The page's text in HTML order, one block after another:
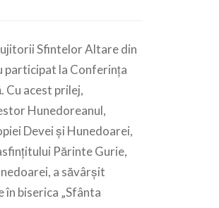
Sfintelor Altare din
participat la Conferința
Cu acest prilej,
Hunedoreanul,
Devei și Hunedoarei,
Părinte Gurie,
a săvârșit
în biserica „Sfânta